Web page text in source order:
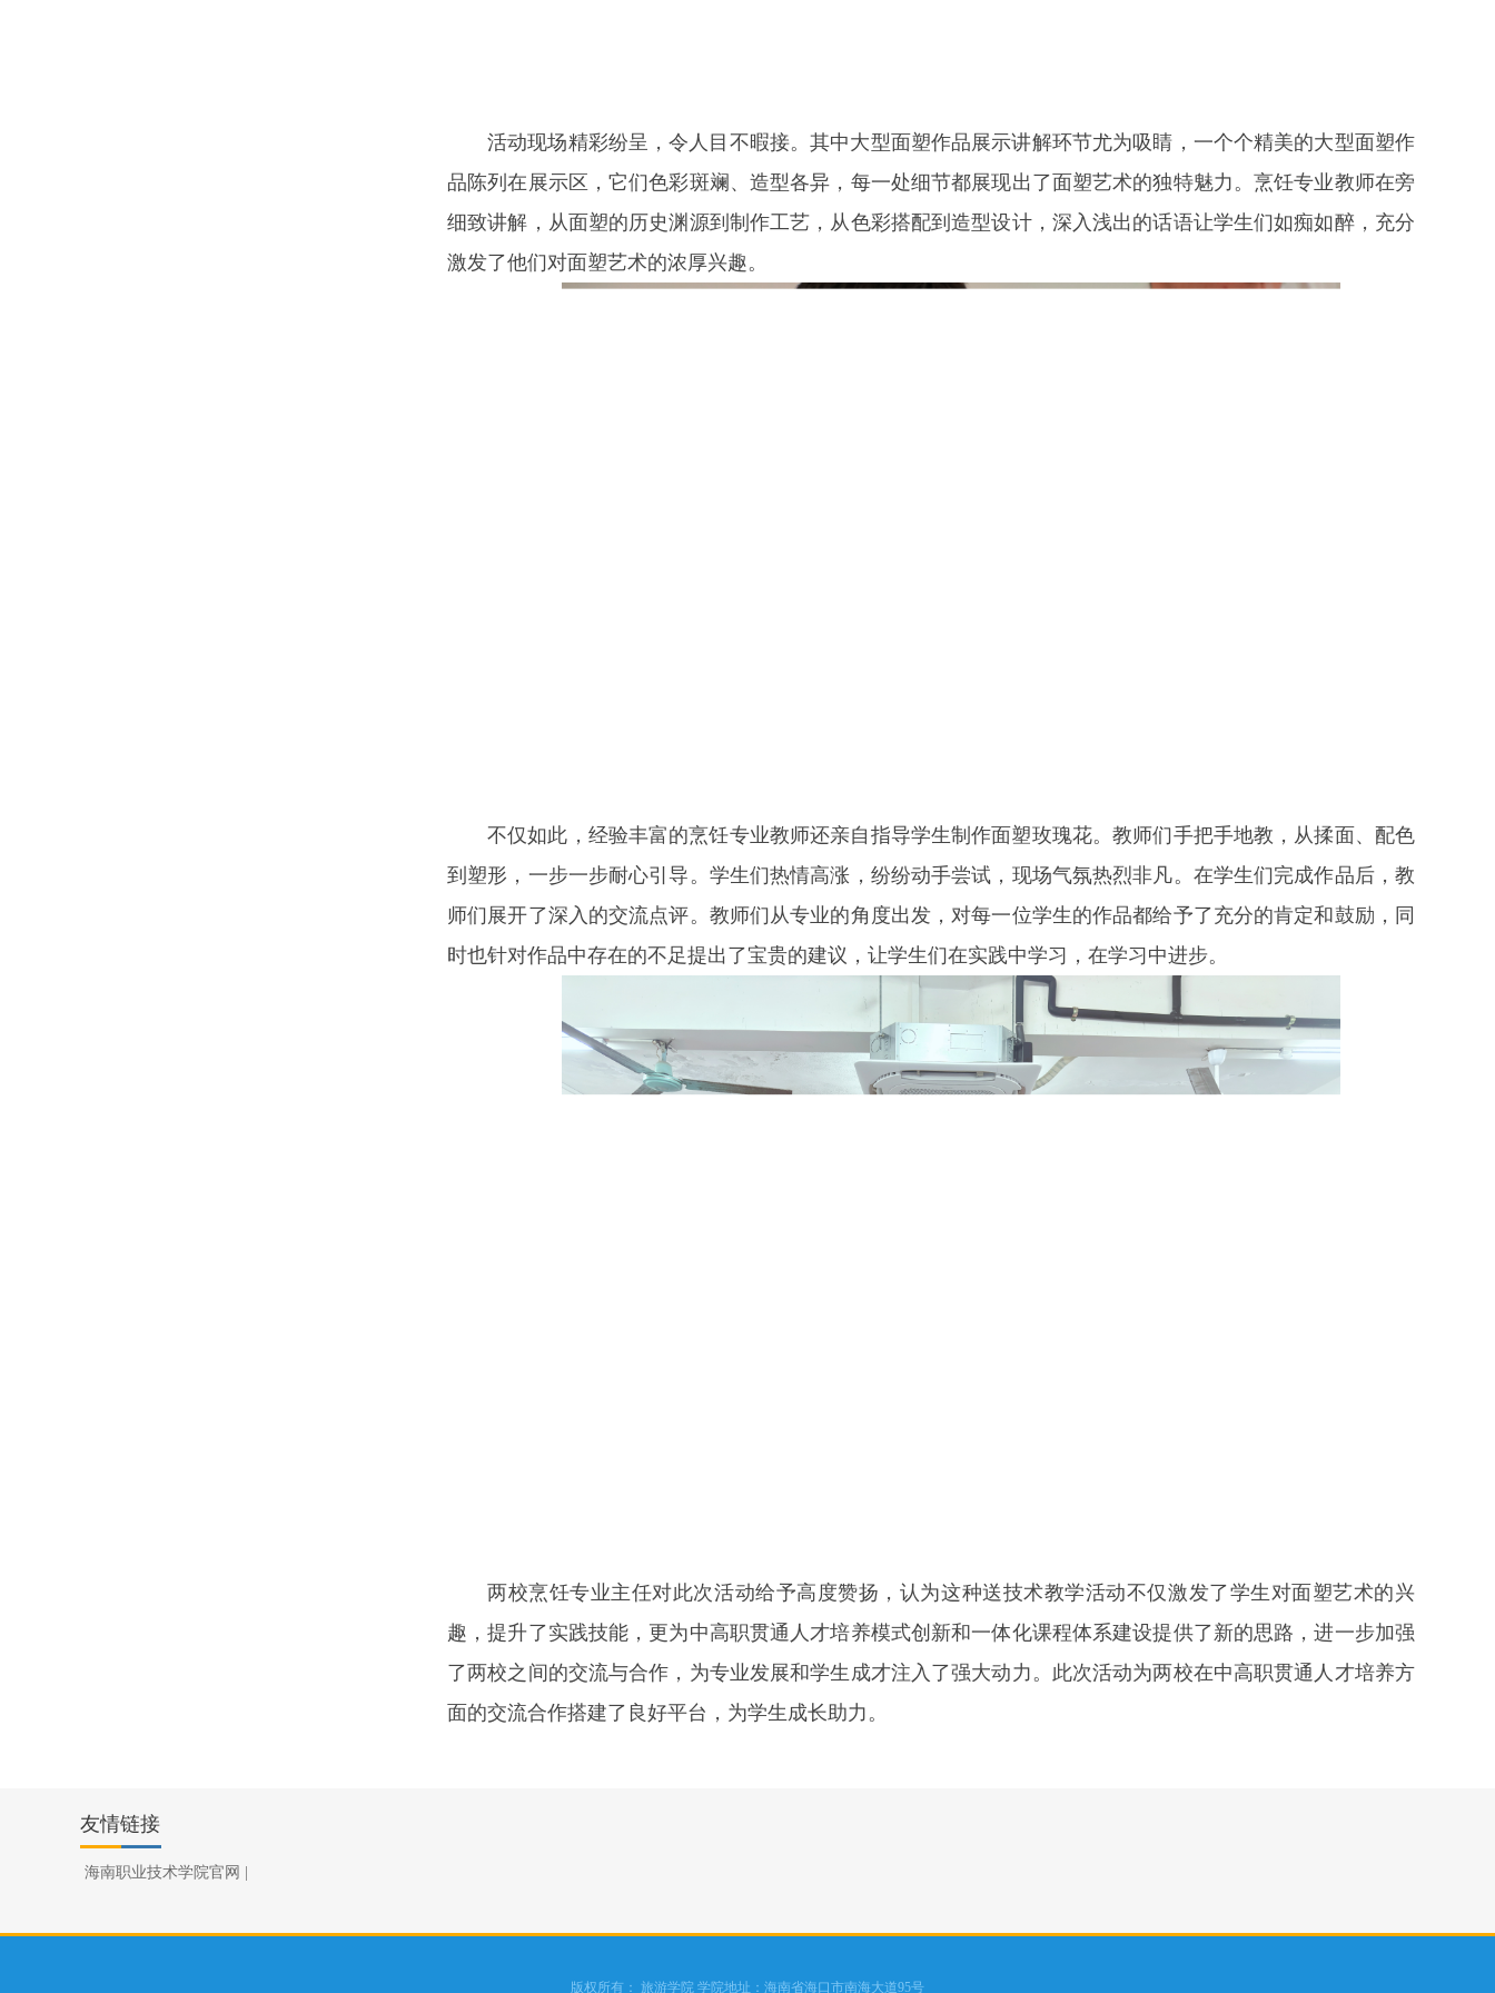
活动现场精彩纷呈，令人目不暇接。其中大型面塑作品展示讲解环节尤为吸睛，一个个精美的大型面塑作
品陈列在展示区，它们色彩斑斓、造型各异，每一处细节都展现出了面塑艺术的独特魅力。烹饪专业教师在旁
细致讲解，从面塑的历史渊源到制作工艺，从色彩搭配到造型设计，深入浅出的话语让学生们如痴如醉，充分
激发了他们对面塑艺术的浓厚兴趣。
不仅如此，经验丰富的烹饪专业教师还亲自指导学生制作面塑玫瑰花。教师们手把手地教，从揉面、配色
到塑形，一步一步耐心引导。学生们热情高涨，纷纷动手尝试，现场气氛热烈非凡。在学生们完成作品后，教
师们展开了深入的交流点评。教师们从专业的角度出发，对每一位学生的作品都给予了充分的肯定和鼓励，同
时也针对作品中存在的不足提出了宝贵的建议，让学生们在实践中学习，在学习中进步。
两校烹饪专业主任对此次活动给予高度赞扬，认为这种送技术教学活动不仅激发了学生对面塑艺术的兴
趣，提升了实践技能，更为中高职贯通人才培养模式创新和一体化课程体系建设提供了新的思路，进一步加强
了两校之间的交流与合作，为专业发展和学生成才注入了强大动力。此次活动为两校在中高职贯通人才培养方
面的交流合作搭建了良好平台，为学生成长助力。
友情链接
海南职业技术学院官网
版权所有： 旅游学院 学院地址：海南省海口市南海大道95号